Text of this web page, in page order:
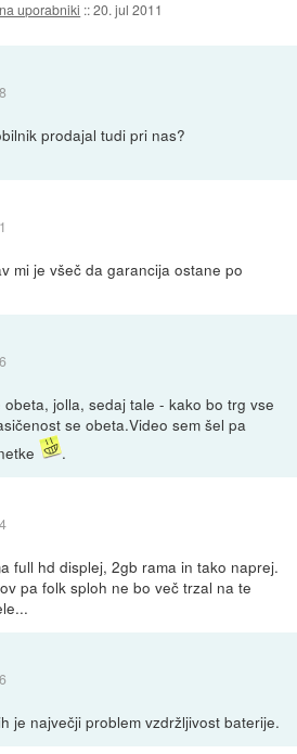
uporabniki ::20. jul 2011
prodajal tudi pri nas?
mi je všeč da garancija ostane po
jolla, sedaj tale - kako bo trg vse
se obeta.Video sem šel pa
.
full hd displej, 2gb rama in tako naprej.
pa folk sploh ne bo več trzal na te
je največji problem vzdržljivost baterije.